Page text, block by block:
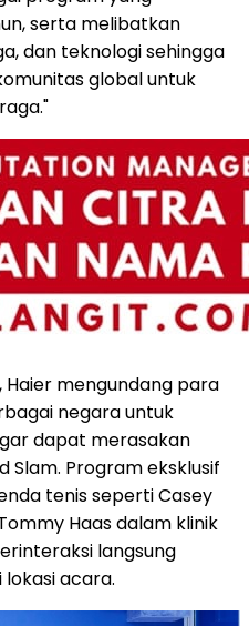
serta melibatkan
dan teknologi sehingga
global untuk
mengundang para
negara untuk
dapat merasakan
Slam. Program eksklusif
tenis seperti Casey
Haas dalam klinik
langsung
acara.